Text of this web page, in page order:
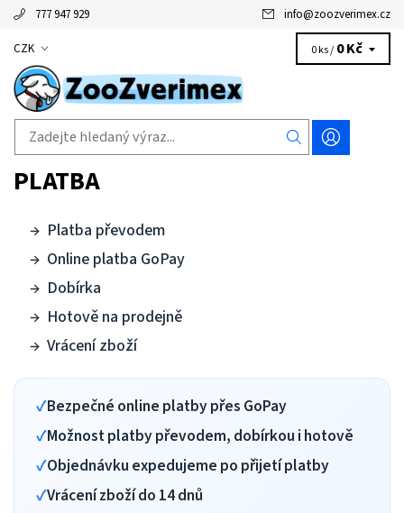
777 947 929 info@zoozverimex.cz
CZK 0 ks / 0 Kč
PLATBA
Platba převodem
Online platba GoPay
Dobírka
Hotově na prodejně
Vrácení zboží
✓Bezpečné online platby přes GoPay
✓Možnost platby převodem, dobírkou i hotově
✓Objednávku expedujeme po přijetí platby
✓Vrácení zboží do 14 dnů